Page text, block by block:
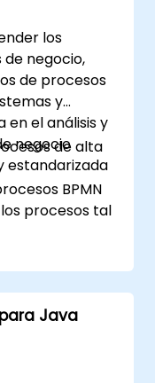
proporcionar
plenamente
negocio.
los
de negocio,
de procesos
y
en el análisis y
negocio
estandarizada
de alta
BPMN
procesos tal
intensivos en
procesos
Java